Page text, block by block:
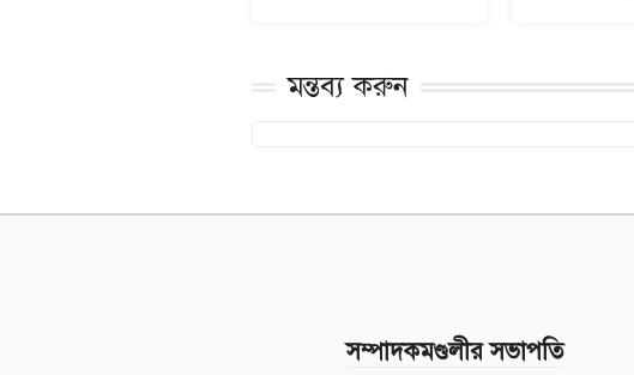
মন্তব্য করুন
সম্পাদকমণ্ডলীর সভাপতি